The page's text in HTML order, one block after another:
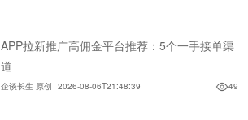
APP拉新推广高佣金平台推荐：5个一手接单渠
道
企谈长生 原创 2026-08-06T21:48:39 49